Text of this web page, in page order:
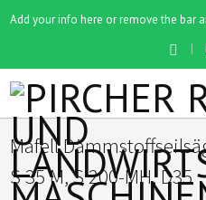
Add your info here or remove the bar
|
Mafell
S 35 M, S 200-MH, D35